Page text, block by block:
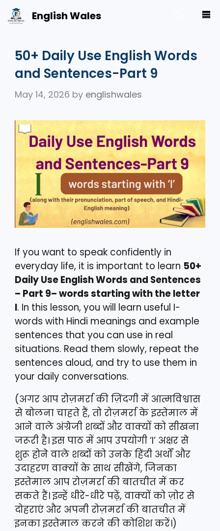
Skip
to
English Wales
50+ Daily Use English Words
and Sentences-Part 9
May 14, 2026 by englishwales
If you want to speak confidently in
everyday life, it is important to learn 50+
Daily Use English Words and Sentences
– Part 9– words starting with the letter
I. In this lesson, you will learn useful I-
words with Hindi meanings and example
sentences that you can use in real
situations. Read them slowly, repeat the
sentences aloud, and try to use them in
your daily conversations.
(अगर आप रोज़मर्रा की ज़िंदगी में आत्मविश्वास
से बोलना चाहते हैं, तो रोज़मर्रा के इस्तेमाल में
आने वाले अंग्रेजी शब्दों और वाक्यों को सीखना
जरूरी है। इस पाठ में आप उपयोगी ‘I’ अक्षर से
शुरू होने वाले शब्दों को उनके हिंदी अर्थों और
उदाहरण वाक्यों के साथ सीखेंगे, जिनका
इस्तेमाल आप रोज़मर्रा की बातचीत में कर
सकते हैं। इन्हें धीरे-धीरे पढ़ें, वाक्यों को ज़ोर से
दोहराएं और अपनी रोज़मर्रा की बातचीत में
इनका इस्तेमाल करने की कोशिश करें।)